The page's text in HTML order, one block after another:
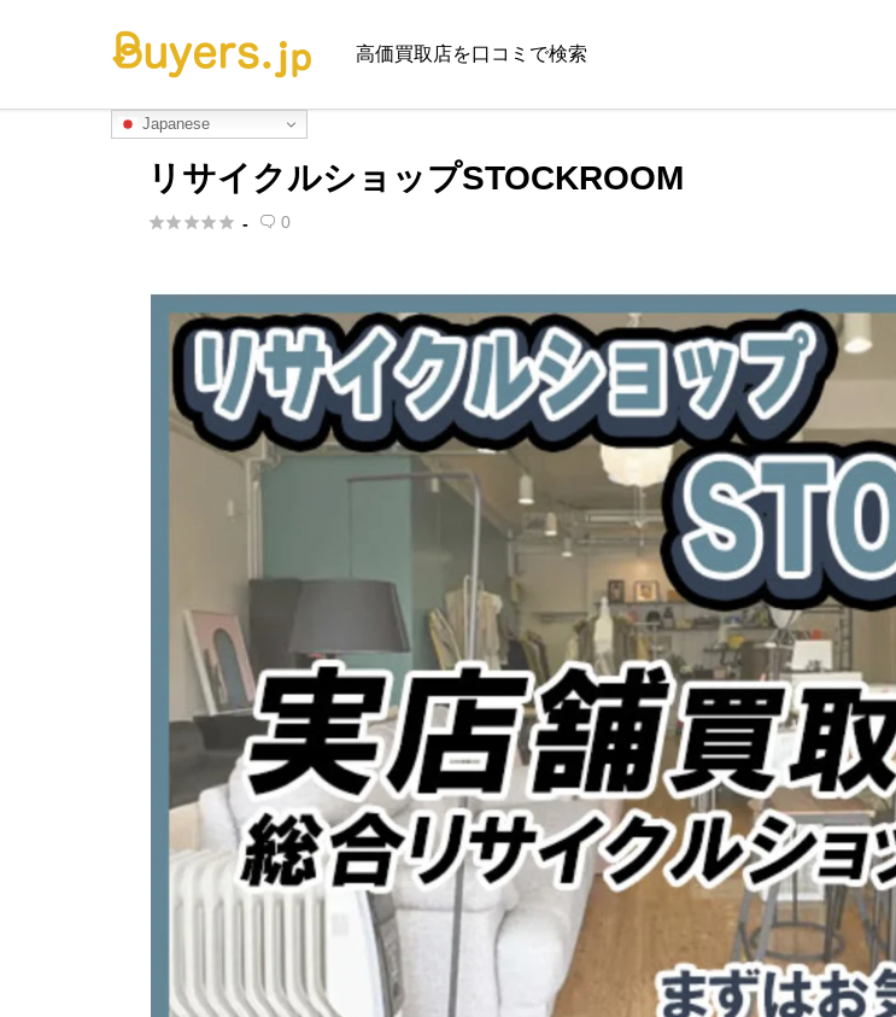
高価買取店を口コミで検索
Japanese
リサイクルショップSTOCKROOM
 -  0